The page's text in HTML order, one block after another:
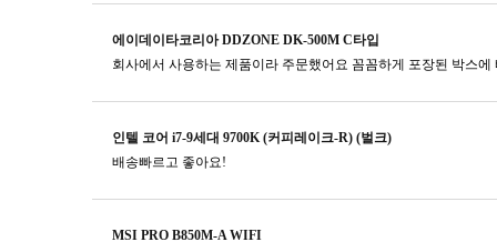
에이데이타코리아 DDZONE DK-500M C타입
회사에서 사용하는 제품이라 주문했어요 꼼꼼하게 포장된 박스
인텔 코어 i7-9세대 9700K (커피레이크-R) (벌크)
배송빠르고 좋아요!
MSI PRO B850M-A WIFI